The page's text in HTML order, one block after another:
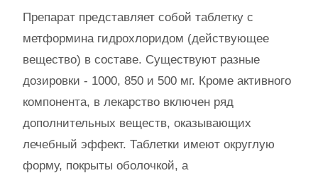
Препарат представляет собой таблетку с
метформина гидрохлоридом (действующее
вещество) в составе. Существуют разные
дозировки - 1000, 850 и 500 мг. Кроме активного
компонента, в лекарство включен ряд
дополнительных веществ, оказывающих
лечебный эффект. Таблетки имеют округлую
форму, покрыты оболочкой, а